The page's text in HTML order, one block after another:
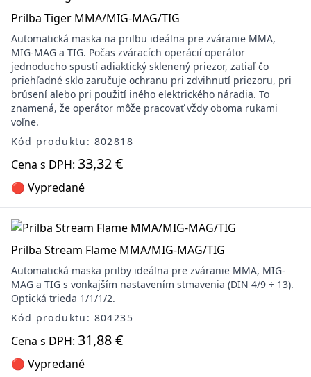
Prilba Tiger MMA/MIG-MAG/TIG
Automatická maska na prilbu ideálna pre zváranie MMA,
MIG-MAG a TIG. Počas zváracích operácií operátor
jednoducho spustí adiaktický sklenený priezor, zatiaľ čo
priehľadné sklo zaručuje ochranu pri zdvihnutí priezoru, pri
brúsení alebo pri použití iného elektrického náradia. To
znamená, že operátor môže pracovať vždy oboma rukami
voľne.
Kód produktu: 802818
Cena s DPH: 33,32 €
🔴 Vypredané
Prilba Stream Flame MMA/MIG-MAG/TIG
Automatická maska prilby ideálna pre zváranie MMA, MIG-
MAG a TIG s vonkajším nastavením stmavenia (DIN 4/9 ÷ 13).
Optická trieda 1/1/1/2.
Kód produktu: 804235
Cena s DPH: 31,88 €
🔴 Vypredané